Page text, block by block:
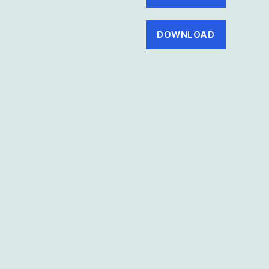
DOWNLOAD